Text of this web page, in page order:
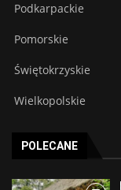
Podkarpackie
Pomorskie
Świętokrzyskie
Wielkopolskie
POLECANE